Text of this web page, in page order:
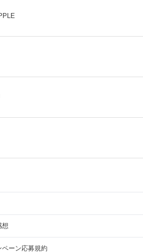
想
ーン応募規約